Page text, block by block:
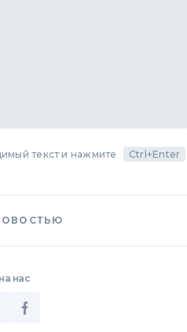
текст и нажмите Ctrl+Enter
нас